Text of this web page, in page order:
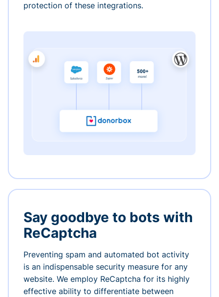
protection of these integrations.
Say goodbye to bots with
ReCaptcha
Preventing spam and automated bot activity
is an indispensable security measure for any
website. We employ ReCaptcha for its highly
effective ability to differentiate between